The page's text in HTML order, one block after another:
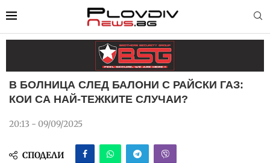
В БОЛНИЦА СЛЕД БАЛОНИ С РАЙСКИ ГАЗ:
КОИ СА НАЙ-ТЕЖКИТЕ СЛУЧАИ?
20:13 - 09/09/2025
СПОДЕЛИ